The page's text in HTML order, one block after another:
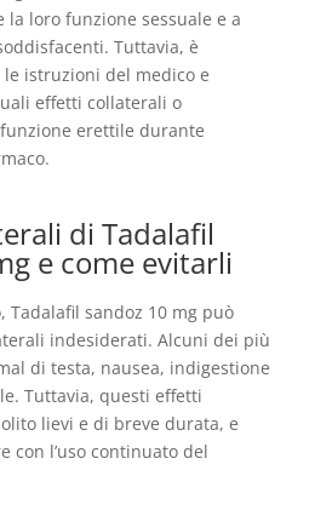
loro funzione sessuale e a
Tuttavia, è
istruzioni del medico e
effetti collaterali o
erettile durante
di Tadalafil
e come evitarli
Tadalafil sandoz 10 mg può
indesiderati. Alcuni dei più
di testa, nausea, indigestione
Tuttavia, questi effetti
lievi e di breve durata, e
con l’uso continuato del